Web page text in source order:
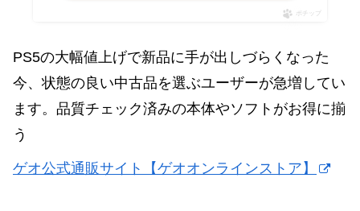
ポチップ
PS5の大幅値上げで新品に手が出しづらくなった
今、状態の良い中古品を選ぶユーザーが急増してい
ます。品質チェック済みの本体やソフトがお得に揃
う
ゲオ公式通販サイト【ゲオオンラインストア】